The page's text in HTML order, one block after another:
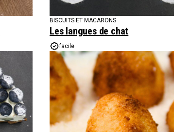
BISCUITS ET MACARONS
Les langues de chat
facile